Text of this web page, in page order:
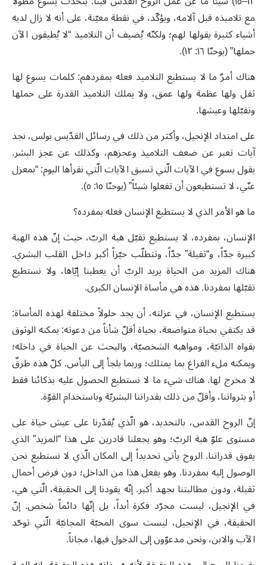
مع تلاميذه قبل آلامه، ويؤكّد، في نقطة معيّنة، على أنه لا زال لديه
أشياء كثيرة يقولها لهم؛ ولكنّه يُضيف أن التلاميذ “لا يُطيقون الآن
حملها” (يوحنّا ١٦: ١٢).
هناك أمرٌ ما لا يستطيع التلاميذ فعله بمفردهم: كلمات يسوع لها
ثقل ولها عظمة ولها عمق، ولا يملك التلاميذ القدرة على حملها
وتقبّلها وعيشها.
على امتداد الإنجيل، وأكثر من ذلك في رسائل القدّيس بولس، نجد
آيات تعبر عن ضعف التلاميذ وعجزهم، وكذلك عن عجز البشر.
يقول يسوع في الآيات الّتي تسبق الآيات الّتي نقرأها اليوم: “بمعزل
عنّي، لا تستطيعون أن تفعلوا شيئاً” (يوحنّا ١٥: ٥).
ما هو الأمر الذي لا يستطيع الإنسان فعله بمفرده؟
الإنسان، بمفرده، لا يستطيع تقبّل هبة الربّ، حيث إنّ هذه الهبة
كبيرة جدّاً، و“ثقيلة” جدّاً، وتتطلّب حيّزاً أكبر داخل القلب البشري.
هناك المزيد من الحياة يريد الربّ أن يعطينا إيّاها، ولا نستطيع
تقبّلها بمفردنا. هذه هي مأساة الإنسان الكبرى.
يستطيع الإنسان، في عزلته، أن يجد حلولاً مختلفة لهذه المأساة:
قد يكتفي بحياة متواضعة، بحياة أقلّ شأناً من دعوته: يمكنه الوثوق
بقواه الذاتيّة، ومواهبه الشخصيّة، والبحث عن الحياة في داخله؛
ويمكنه ملء الفراغ بما يمتلك؛ وربما يلجأ إلى اليأس. كلّ هذه طرقٌ
لا مخرج لها. هناك شيء ما لا نستطيع الحصول عليه بذكائنا فقط
أو بثرواتنا، وأقلّ من ذلك بقدراتنا البشريّة وباستخدام القوّة.
إنّ الروح القدس، بالتحديد، هو الّذي يُقدّرنا على عيش حياة على
مستوى علوّ هبة الربّ؛ وهو يجعلنا قادرين على هذا “المزيد” الذي
يفوق قدراتنا. الروح يأتي تحديداً إلى المكان الّذي لا نستطيع نحن
الوصول إليه بمفردنا. وهو يفعل هذا من الداخل؛ دون فرض أحمال
ثقيلة، ودون مطالبتنا بجهد أكبر. إنّه يقودنا إلى الحقيقة، الّتي هي،
في الإنجيل، ليست مجرّد فكرة أبداً، بل إنّها دائماً شخص. إنّ
الحقيقة، في الإنجيل، ليست سوى المحبّة المجانيّة الّتي توحّد
الآب والابن، ونحن مدعوّون إلى الدخول فيها، مجاناً.